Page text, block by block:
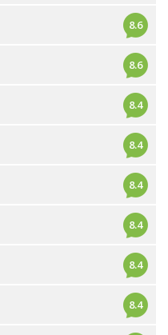
8.6
8.6
8.4
8.4
8.4
8.4
8.4
8.4